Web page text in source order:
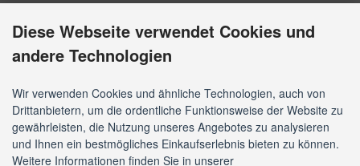
Diese Webseite verwendet Cookies und
andere Technologien
Wir verwenden Cookies und ähnliche Technologien, auch von
Drittanbietern, um die ordentliche Funktionsweise der Website zu
gewährleisten, die Nutzung unseres Angebotes zu analysieren
und Ihnen ein bestmögliches Einkaufserlebnis bieten zu können.
Weitere Informationen finden Sie in unserer